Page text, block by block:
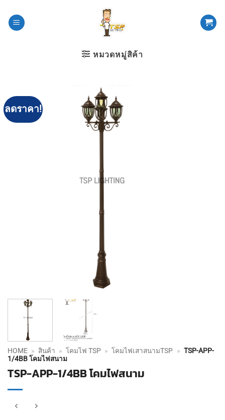
หมวดหมู่สิค้า
ลดราคา!
HOME » สินค้า » โคมไฟ TSP » โคมไฟเสาสนามTSP » TSP-APP-
1/4BB โคมไฟสนาม
TSP-APP-1/4BB โคมไฟสนาม